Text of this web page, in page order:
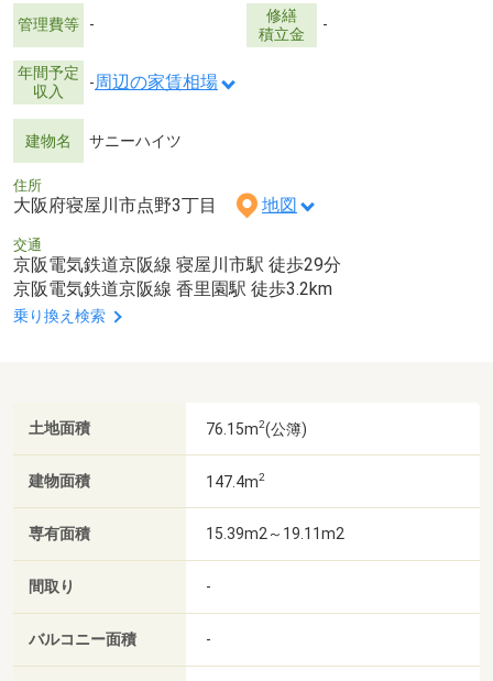
管理費等 -
修繕
積立金
-
年間予定
収入
-周辺の家賃相場
建物名 サニーハイツ
住所
大阪府寝屋川市点野3丁目 地図
交通
京阪電気鉄道京阪線 寝屋川市駅 徒歩29分
京阪電気鉄道京阪線 香里園駅 徒歩3.2km
乗り換え検索
土地面積 76.15m2(公簿)
建物面積 147.4m2
専有面積 15.39m2～19.11m2
間取り -
バルコニー面積 -